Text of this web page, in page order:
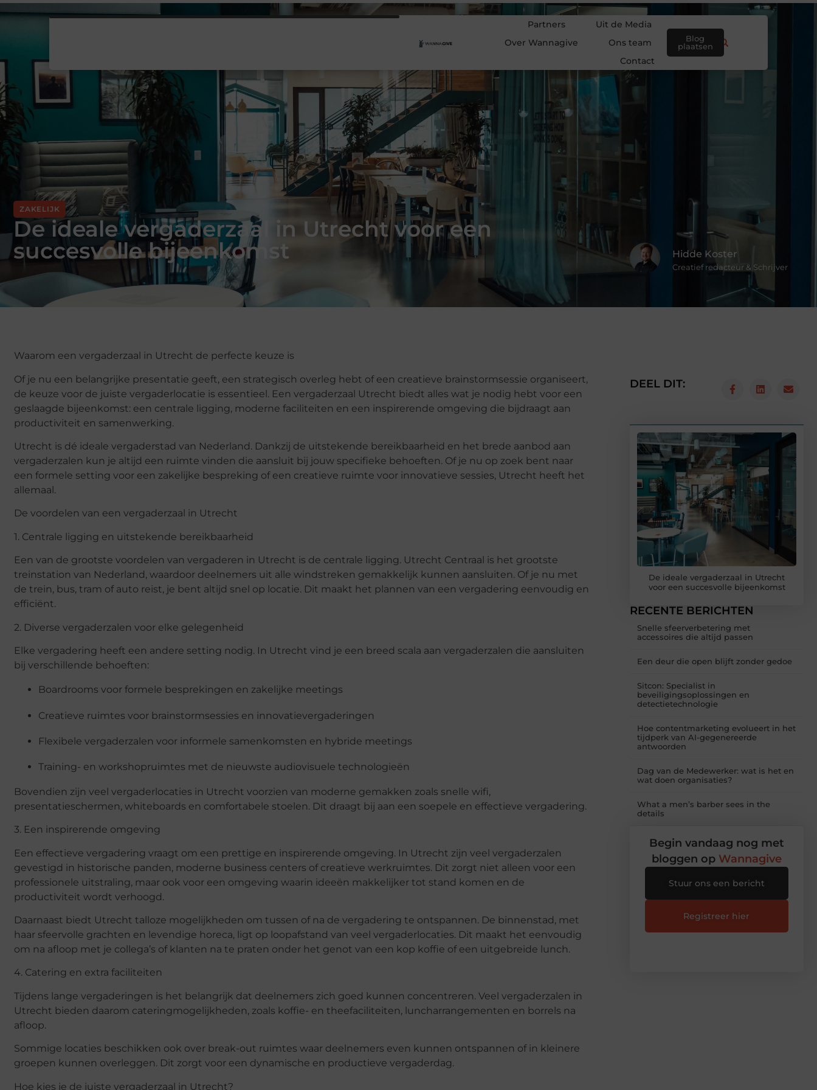
Partners
Uit de Media
Over Wannagive
Ons team
Contact
Blog
plaatsen
ZAKELIJK
De ideale vergaderzaal in Utrecht voor een
succesvolle bijeenkomst
Hidde Koster
Creatief redacteur & Schrijver
Waarom een vergaderzaal in Utrecht de perfecte keuze is
Of je nu een belangrijke presentatie geeft, een strategisch overleg hebt of een creatieve brainstormsessie organiseert,
de keuze voor de juiste vergaderlocatie is essentieel. Een vergaderzaal Utrecht biedt alles wat je nodig hebt voor een
geslaagde bijeenkomst: een centrale ligging, moderne faciliteiten en een inspirerende omgeving die bijdraagt aan
productiviteit en samenwerking.
Utrecht is dé ideale vergaderstad van Nederland. Dankzij de uitstekende bereikbaarheid en het brede aanbod aan
vergaderzalen kun je altijd een ruimte vinden die aansluit bij jouw specifieke behoeften. Of je nu op zoek bent naar
een formele setting voor een zakelijke bespreking of een creatieve ruimte voor innovatieve sessies, Utrecht heeft het
allemaal.
De voordelen van een vergaderzaal in Utrecht
1. Centrale ligging en uitstekende bereikbaarheid
Een van de grootste voordelen van vergaderen in Utrecht is de centrale ligging. Utrecht Centraal is het grootste
treinstation van Nederland, waardoor deelnemers uit alle windstreken gemakkelijk kunnen aansluiten. Of je nu met
de trein, bus, tram of auto reist, je bent altijd snel op locatie. Dit maakt het plannen van een vergadering eenvoudig en
efficiënt.
2. Diverse vergaderzalen voor elke gelegenheid
Elke vergadering heeft een andere setting nodig. In Utrecht vind je een breed scala aan vergaderzalen die aansluiten
bij verschillende behoeften:
Boardrooms voor formele besprekingen en zakelijke meetings
Creatieve ruimtes voor brainstormsessies en innovatievergaderingen
Flexibele vergaderzalen voor informele samenkomsten en hybride meetings
Training- en workshopruimtes met de nieuwste audiovisuele technologieën
Bovendien zijn veel vergaderlocaties in Utrecht voorzien van moderne gemakken zoals snelle wifi,
presentatieschermen, whiteboards en comfortabele stoelen. Dit draagt bij aan een soepele en effectieve vergadering.
3. Een inspirerende omgeving
Een effectieve vergadering vraagt om een prettige en inspirerende omgeving. In Utrecht zijn veel vergaderzalen
gevestigd in historische panden, moderne business centers of creatieve werkruimtes. Dit zorgt niet alleen voor een
professionele uitstraling, maar ook voor een omgeving waarin ideeën makkelijker tot stand komen en de
productiviteit wordt verhoogd.
Daarnaast biedt Utrecht talloze mogelijkheden om tussen of na de vergadering te ontspannen. De binnenstad, met
haar sfeervolle grachten en levendige horeca, ligt op loopafstand van veel vergaderlocaties. Dit maakt het eenvoudig
om na afloop met je collega’s of klanten na te praten onder het genot van een kop koffie of een uitgebreide lunch.
4. Catering en extra faciliteiten
Tijdens lange vergaderingen is het belangrijk dat deelnemers zich goed kunnen concentreren. Veel vergaderzalen in
Utrecht bieden daarom cateringmogelijkheden, zoals koffie- en theefaciliteiten, luncharrangementen en borrels na
afloop.
Sommige locaties beschikken ook over break-out ruimtes waar deelnemers even kunnen ontspannen of in kleinere
groepen kunnen overleggen. Dit zorgt voor een dynamische en productieve vergaderdag.
Hoe kies je de juiste vergaderzaal in Utrecht?
DEEL DIT:
De ideale vergaderzaal in Utrecht
voor een succesvolle bijeenkomst
RECENTE BERICHTEN
Snelle sfeerverbetering met
accessoires die altijd passen
Een deur die open blijft zonder gedoe
Sitcon: Specialist in
beveiligingsoplossingen en
detectietechnologie
Hoe contentmarketing evolueert in het
tijdperk van AI-gegenereerde
antwoorden
Dag van de Medewerker: wat is het en
wat doen organisaties?
What a men’s barber sees in the
details
Begin vandaag nog met
bloggen op Wannagive
Stuur ons een bericht
Registreer hier